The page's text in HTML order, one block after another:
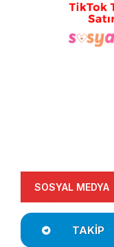
SOSYAL MEDYA
TAKIP